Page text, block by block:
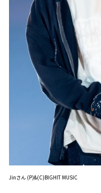
Jinさん (P)&(C)BIGHIT MUSIC